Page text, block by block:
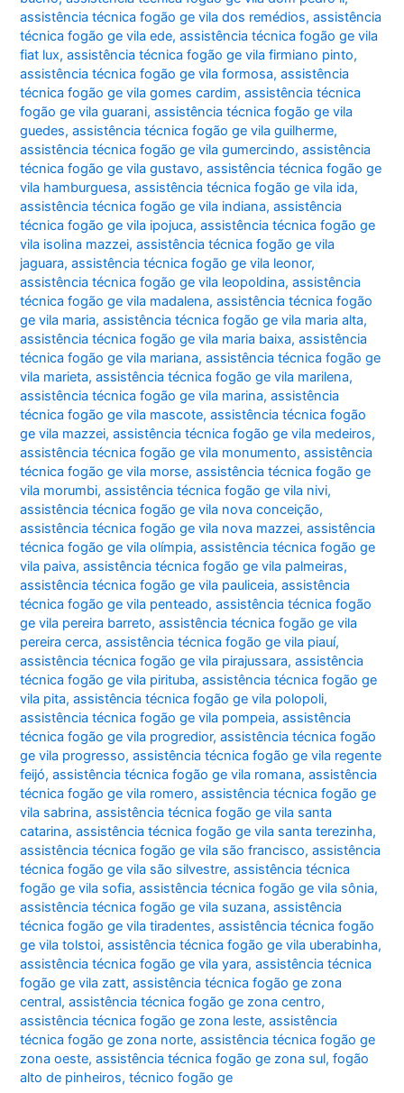
assistência técnica fogão ge vila dos remédios,assistência
técnica fogão ge vila ede,assistência técnica fogão ge vila
fiat lux,assistência técnica fogão ge vila firmiano pinto,
assistência técnica fogão ge vila formosa,assistência
técnica fogão ge vila gomes cardim,assistência técnica
fogão ge vila guarani,assistência técnica fogão ge vila
guedes,assistência técnica fogão ge vila guilherme,
assistência técnica fogão ge vila gumercindo,assistência
técnica fogão ge vila gustavo,assistência técnica fogão ge
vila hamburguesa,assistência técnica fogão ge vila ida,
assistência técnica fogão ge vila indiana,assistência
técnica fogão ge vila ipojuca,assistência técnica fogão ge
vila isolina mazzei,assistência técnica fogão ge vila
jaguara,assistência técnica fogão ge vila leonor,
assistência técnica fogão ge vila leopoldina,assistência
técnica fogão ge vila madalena,assistência técnica fogão
ge vila maria,assistência técnica fogão ge vila maria alta,
assistência técnica fogão ge vila maria baixa,assistência
técnica fogão ge vila mariana,assistência técnica fogão ge
vila marieta,assistência técnica fogão ge vila marilena,
assistência técnica fogão ge vila marina,assistência
técnica fogão ge vila mascote,assistência técnica fogão
ge vila mazzei,assistência técnica fogão ge vila medeiros,
assistência técnica fogão ge vila monumento,assistência
técnica fogão ge vila morse,assistência técnica fogão ge
vila morumbi,assistência técnica fogão ge vila nivi,
assistência técnica fogão ge vila nova conceição,
assistência técnica fogão ge vila nova mazzei,assistência
técnica fogão ge vila olímpia,assistência técnica fogão ge
vila paiva,assistência técnica fogão ge vila palmeiras,
assistência técnica fogão ge vila pauliceia,assistência
técnica fogão ge vila penteado,assistência técnica fogão
ge vila pereira barreto,assistência técnica fogão ge vila
pereira cerca,assistência técnica fogão ge vila piauí,
assistência técnica fogão ge vila pirajussara,assistência
técnica fogão ge vila pirituba,assistência técnica fogão ge
vila pita,assistência técnica fogão ge vila polopoli,
assistência técnica fogão ge vila pompeia,assistência
técnica fogão ge vila progredior,assistência técnica fogão
ge vila progresso,assistência técnica fogão ge vila regente
feijó,assistência técnica fogão ge vila romana,assistência
técnica fogão ge vila romero,assistência técnica fogão ge
vila sabrina,assistência técnica fogão ge vila santa
catarina,assistência técnica fogão ge vila santa terezinha,
assistência técnica fogão ge vila são francisco,assistência
técnica fogão ge vila são silvestre,assistência técnica
fogão ge vila sofia,assistência técnica fogão ge vila sônia,
assistência técnica fogão ge vila suzana,assistência
técnica fogão ge vila tiradentes,assistência técnica fogão
ge vila tolstoi,assistência técnica fogão ge vila uberabinha,
assistência técnica fogão ge vila yara,assistência técnica
fogão ge vila zatt,assistência técnica fogão ge zona
central,assistência técnica fogão ge zona centro,
assistência técnica fogão ge zona leste,assistência
técnica fogão ge zona norte,assistência técnica fogão ge
zona oeste,assistência técnica fogão ge zona sul,fogão
alto de pinheiros,técnico fogão ge